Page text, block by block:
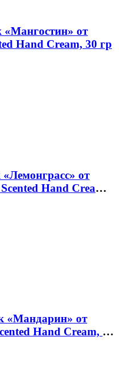
от
Hand Cream, 30 гр
от
Hand Cream,
«Мандарин» от
Hand Cream, 30